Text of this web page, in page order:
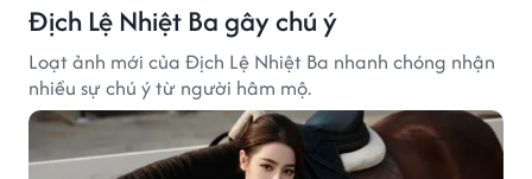
Địch Lệ Nhiệt Ba gây chú ý
Loạt ảnh mới của Địch Lệ Nhiệt Ba nhanh chóng nhận
nhiều sự chú ý từ người hâm mộ.